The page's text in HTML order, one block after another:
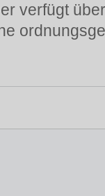
verfügt